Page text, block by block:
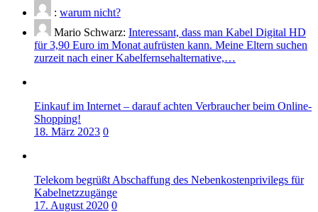
: warum nicht?
Mario Schwarz: Interessant, dass man Kabel Digital HD
für 3,90 Euro im Monat aufrüsten kann. Meine Eltern suchen
zurzeit nach einer Kabelfernsehalternative,…
Einkauf im Internet – darauf achten Verbraucher beim Online-
Shopping!
18. März 2023 0
Telekom begrüßt Abschaffung des Nebenkostenprivilegs für
Kabelnetzzugänge
17. August 2020 0